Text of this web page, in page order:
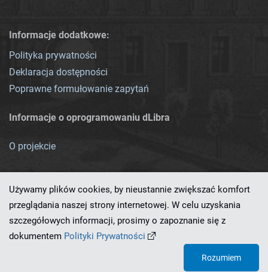
Informacje dodatkowe:
Polityka prywatności
Deklaracja dostępności
Poprawne formułowanie zapytań
Informacje o oprogramowaniu dLibra
O projekcie
Ten serwis działa dzięki oprogramowaniu
Używamy plików cookies, by nieustannie zwiększać komfort
przeglądania naszej strony internetowej. W celu uzyskania
szczegółowych informacji, prosimy o zapoznanie się z
dokumentem Polityki Prywatności
Rozumiem